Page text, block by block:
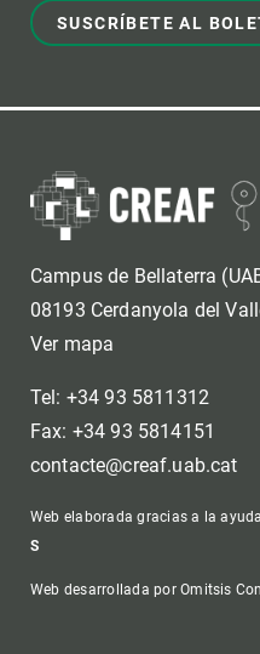
SUSCRÍBETE AL
Campus de Bellaterra
08193 Cerdanyola del
Ver mapa
Tel: +34 93 5811312
Fax: +34 93 5814151
contacte@creaf.uab.cat
Web elaborada gracias a la
S
Web desarrollada por Omitsis